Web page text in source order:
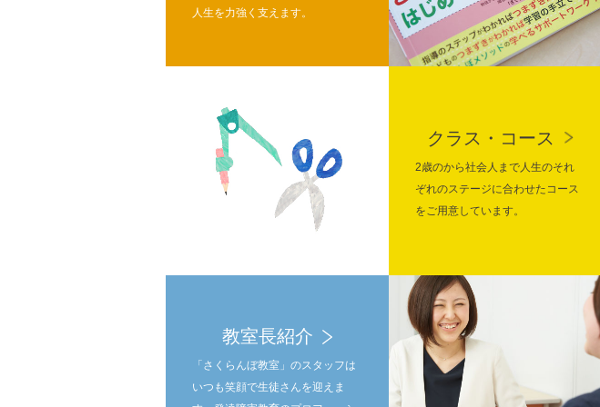
人生を力強く支えます。
クラス・コース
2歳のから社会人まで人生のそれ
ぞれのステージに合わせたコース
をご用意しています。
教室長紹介
「さくらんぼ教室」のスタッフは
いつも笑顔で生徒さんを迎えま